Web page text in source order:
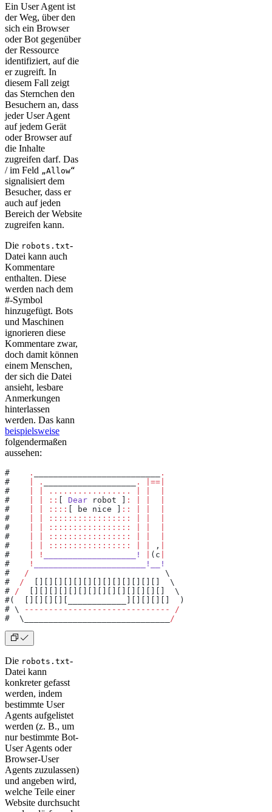
Ein User Agent ist
der Weg, über den
sich ein Browser
oder Bot gegenüber
der Ressource
identifiziert, auf die
er zugreift. In
diesem Fall zeigt
das Sternchen den
Besuchern an, dass
jeder User Agent
auf jedem Gerät
oder Browser auf
die Inhalte
zugreifen darf. Das
/ im Feld „Allow“
signalisiert dem
Besucher, dass er
auch auf jeden
Bereich der Website
zugreifen kann.
Die robots.txt-
Datei kann auch
Kommentare
enthalten. Diese
werden nach dem
#-Symbol
hinzugefügt. Bots
und Maschinen
ignorieren diese
Kommentare zwar,
doch damit können
einem Menschen,
der sich die Datei
ansieht, lesbare
Anmerkungen
hinterlassen
werden. Das kann
beispielsweise
folgendermaßen
aussehen:
# .
.
#
. .
|==|
#
.................
#
:: Dear robot ] :
#
:::: [ be nice ] ::
#
:::::::::::::::::
#
:::::::::::::::::
#
:::::::::::::::::
#
::::::::::::::::: ,
#
! ___________________! (c
#
!
_______________________!__!
#
/
                            \
#
/
  [][][][][][][][][][][][][]  \
#
/
  [][][][][][][][][][][][][][]  \
#(  [][][][][____________][][][][]  )
# \
------------------------------
/
#  \______________________________
/
Die robots.txt-
Datei kann
konkreter gefasst
werden, indem
bestimmte User
Agents aufgelistet
werden (z. B., um
nur bestimmte Bot-
User Agents oder
Browser-User
Agents zuzulassen)
und angeben wird,
welche Teile einer
Website durchsucht